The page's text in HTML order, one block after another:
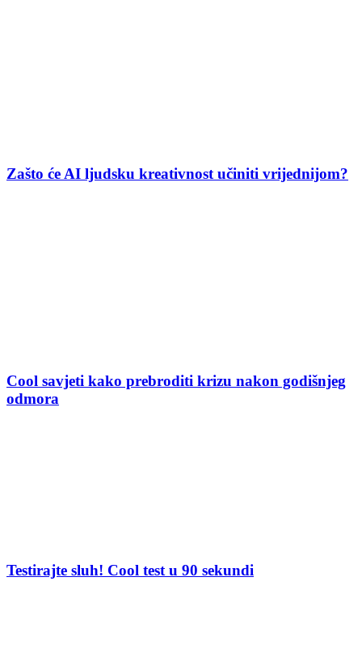
Zašto će AI ljudsku kreativnost učiniti vrijednijom?
Cool savjeti kako prebroditi krizu nakon godišnjeg
odmora
Testirajte sluh! Cool test u 90 sekundi